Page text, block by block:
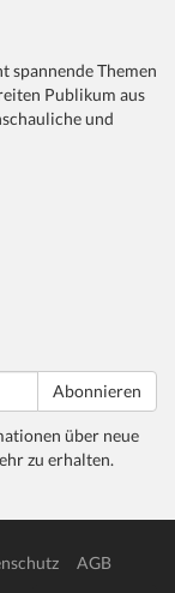
spannende Themen
Publikum aus
und
Abonnieren
über neue
zu erhalten.
AGB